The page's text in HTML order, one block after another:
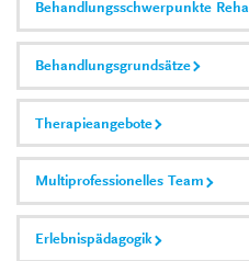
Behandlungsschwerpunkte Reha
Behandlungsgrundsätze
Therapieangebote
Multiprofessionelles Team
Erlebnispädagogik